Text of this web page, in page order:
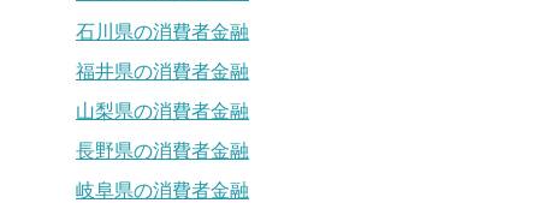
石川県の消費者金融
福井県の消費者金融
山梨県の消費者金融
長野県の消費者金融
岐阜県の消費者金融